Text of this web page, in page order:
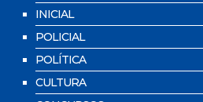
INICIAL
POLICIAL
POLÍTICA
CULTURA